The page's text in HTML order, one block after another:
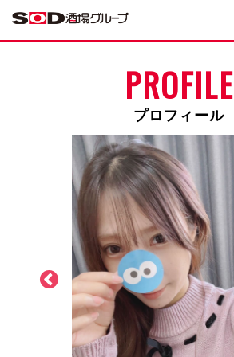
PROFILE
プロフィール